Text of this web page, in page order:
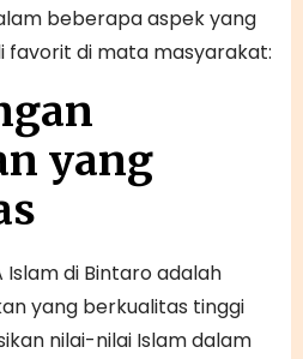
beberapa aspek yang
favorit di mata masyarakat:
yang
Islam di Bintaro adalah
yang berkualitas tinggi
nilai-nilai Islam dalam